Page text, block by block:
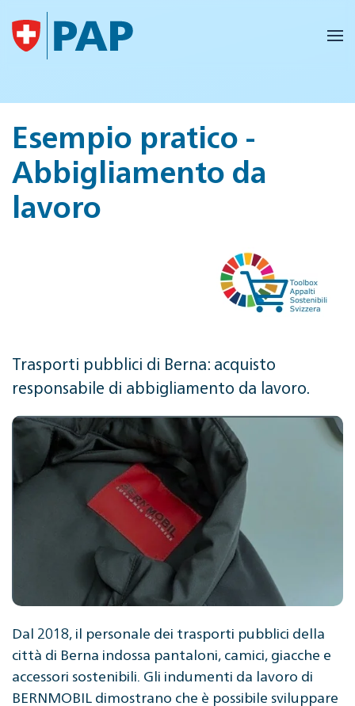
Skip to main content
Esempio pratico -
Abbigliamento da
lavoro
Trasporti pubblici di Berna: acquisto
responsabile di abbigliamento da lavoro.
Dal 2018, il personale dei trasporti pubblici della
città di Berna indossa pantaloni, camici, giacche e
accessori sostenibili. Gli indumenti da lavoro di
BERNMOBIL dimostrano che è possibile sviluppare